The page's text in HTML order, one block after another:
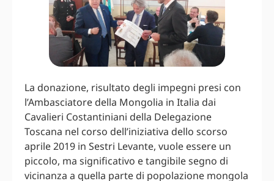
La donazione, risultato degli impegni presi con
l’Ambasciatore della Mongolia in Italia dai
Cavalieri Costantiniani della Delegazione
Toscana nel corso dell’iniziativa dello scorso
aprile 2019 in Sestri Levante, vuole essere un
piccolo, ma significativo e tangibile segno di
vicinanza a quella parte di popolazione mongola